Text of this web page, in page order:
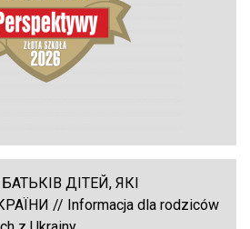
ДІТЕЙ, ЯКІ
// Informacja dla rodziców